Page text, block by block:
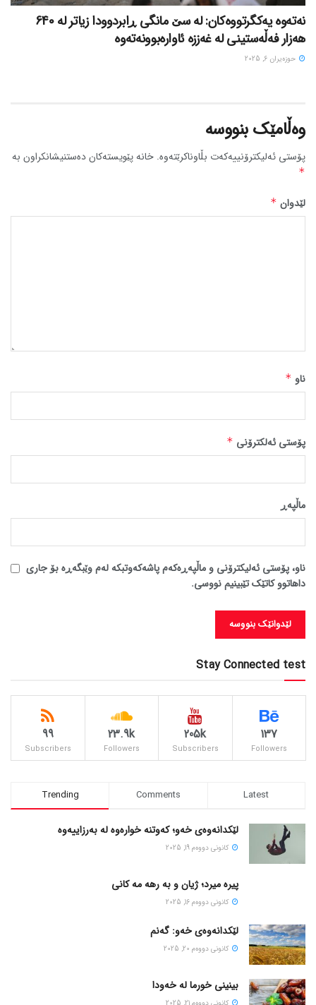
نەتەوە یەکگرتووەکان: لە سێ مانگی ڕابردوودا زیاتر لە 640
هەزار فەڵەستینی لە غەززە ئاوارەبوونەتەوە
حوزه‌یران 6, 2025
وەڵامێک بنووسە
پۆستی ئەلیکترۆنییەکەت بڵاوناکرێتەوە. خانە پێویستەکان دەستنیشانکراون بە
*
لێدوان *
ناو *
پۆستی ئەلکترۆنی *
ماڵپه‌ڕ
ناو، پۆستی ئەلیکترۆنی و ماڵپەڕەکەم پاشەکەوتبکە لەم وێبگەڕە بۆ جاری
داهاتوو کاتێک تێبینیم نووسی.
Stay Connected test
137
Followers
205k
Subscribers
23.9k
Followers
99
Subscribers
Trending Comments Latest
لێکدانەوەی خەو؛ کەوتنە خوارەوە لە بەرزاییەوە
كانونی دووه‌م 19, 2025
پیره میرد؛ ژیان و به رهه مه کانی
كانونی دووه‌م 16, 2025
لێکدانەوەی خەو: گەنم
كانونی دووه‌م 20, 2025
بینینی خورما لە خەودا